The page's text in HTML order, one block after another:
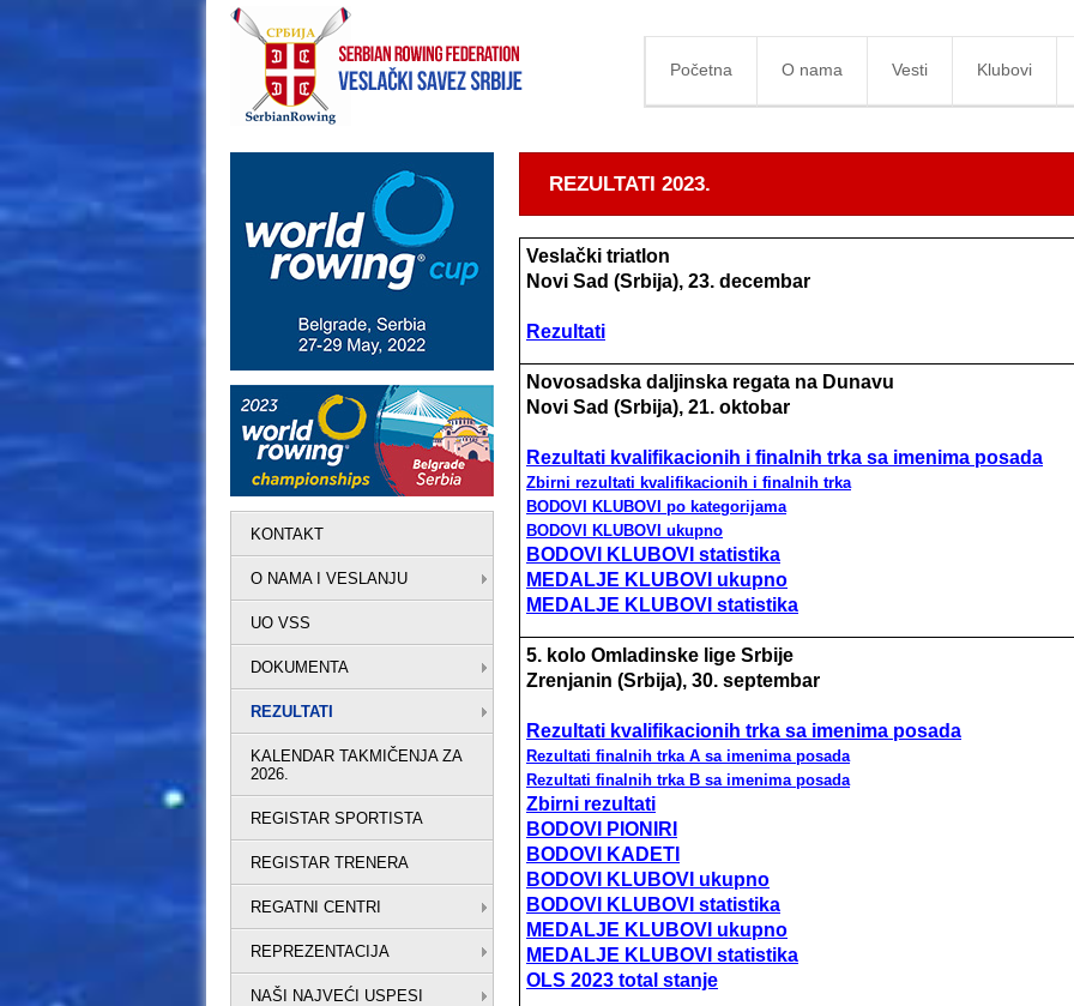
Početna O nama Vesti Klubovi
REZULTATI 2023.
Veslački triatlon
Novi Sad (Srbija), 23. decembar
Rezultati
Novosadska daljinska regata na Dunavu
Novi Sad (Srbija), 21. oktobar
Rezultati kvalifikacionih i finalnih trka sa imenima posada
Zbirni rezultati kvalifikacionih i finalnih trka
BODOVI KLUBOVI po kategorijama
BODOVI KLUBOVI ukupno
BODOVI KLUBOVI statistika
MEDALJE KLUBOVI ukupno
MEDALJE KLUBOVI statistika
5. kolo Omladinske lige Srbije
Zrenjanin (Srbija), 30. septembar
Rezultati kvalifikacionih trka sa imenima posada
Rezultati finalnih trka A sa imenima posada
Rezultati finalnih trka B sa imenima posada
Zbirni rezultati
BODOVI PIONIRI
BODOVI KADETI
BODOVI KLUBOVI ukupno
BODOVI KLUBOVI statistika
MEDALJE KLUBOVI ukupno
MEDALJE KLUBOVI statistika
OLS 2023 total stanje
KONTAKT
O NAMA I VESLANJU
UO VSS
DOKUMENTA
REZULTATI
KALENDAR TAKMIČENJA ZA
2026.
REGISTAR SPORTISTA
REGISTAR TRENERA
REGATNI CENTRI
REPREZENTACIJA
NAŠI NAJVEĆI USPESI